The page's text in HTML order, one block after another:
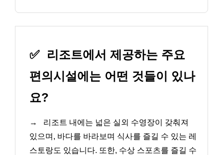
✅
리조트에서 제공하는 주요
편의시설에는 어떤 것들이 있나
요?
→
리조트 내에는 넓은 실외 수영장이 갖춰져
있으며, 바다를 바라보며 식사를 즐길 수 있는 레
스토랑도 있습니다. 또한, 수상 스포츠를 즐길 수